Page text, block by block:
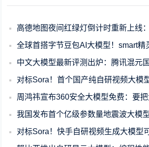
高德地图夜间红绿灯倒计时重新上线：升级大模型 提前
全球首搭字节豆包AI大模型！smart精灵#5伪装车亮相：8月
中文大模型最新评测出炉：腾讯混元国内
对标Sora！首个国产纯自研视频大模型Vidu全球上线：
周鸿祎宣布360安全大模型免费：要把大模型拉
我国发布首个亿级参数量地震波大模型：名为
对标Sora！快手自研视频生成大模型可灵AI全面开